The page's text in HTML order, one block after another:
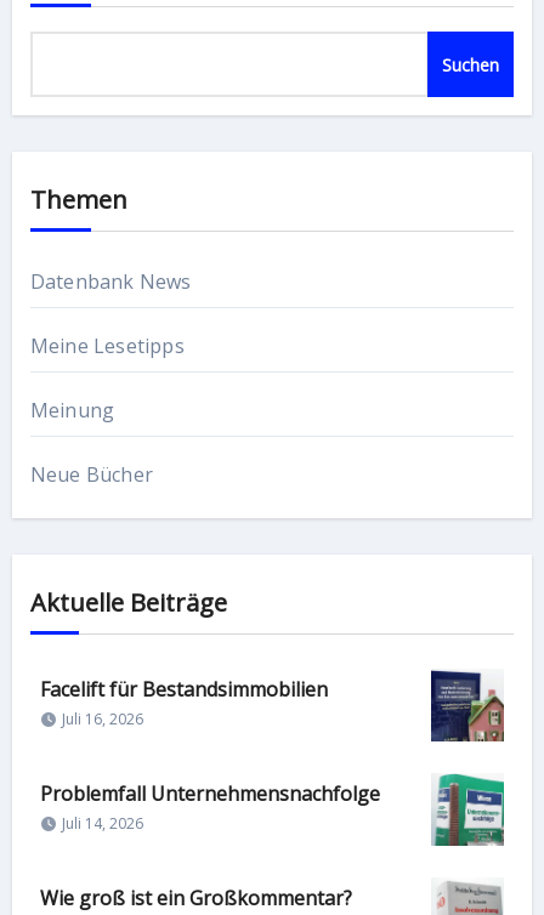
Suchen
Themen
Datenbank News
Meine Lesetipps
Meinung
Neue Bücher
Aktuelle Beiträge
Facelift für Bestandsimmobilien
Juli 16, 2026
Problemfall Unternehmensnachfolge
Juli 14, 2026
Wie groß ist ein Großkommentar?